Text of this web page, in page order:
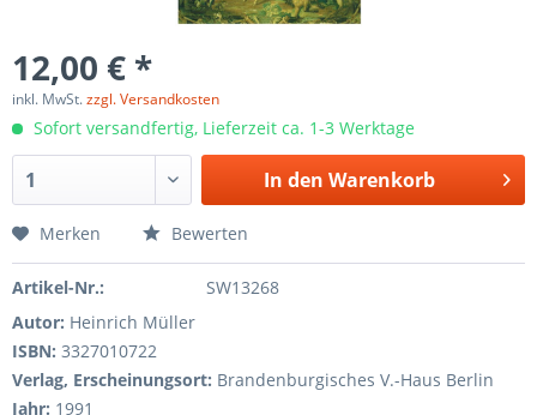
12,00 € *
inkl. MwSt.zzgl. Versandkosten
Sofort versandfertig, Lieferzeit ca. 1-3 Werktage
In den Warenkorb
Merken Bewerten
Artikel-Nr.:
SW13268
Autor: Heinrich Müller
ISBN: 3327010722
Verlag, Erscheinungsort: Brandenburgisches V.-Haus Berlin
Jahr: 1991